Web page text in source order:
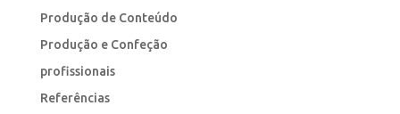
Produção de Conteúdo
Produção e Confeção
profissionais
Referências